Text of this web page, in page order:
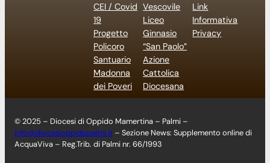
CEI / Covid
19
Progetto
Policoro
Santuario
Madonna
dei Poveri
Vescovile
Liceo
Ginnasio
“San Paolo”
Azione
Cattolica
Diocesana
Link
Informativa
Privacy
© 2025 – Diocesi di Oppido Mamertina – Palmi –
info@diocesioppidopalmi.it – Sezione News: Supplemento online di
AcquaViva – Reg.Trib. di Palmi nr. 66/1993